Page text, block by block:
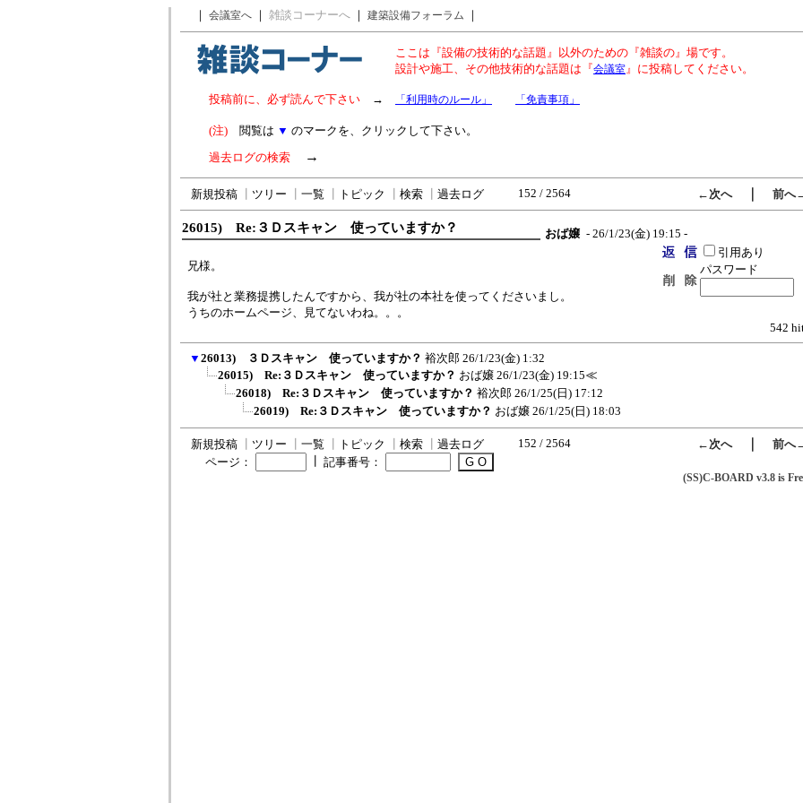
｜ 会議室へ ｜ 雑談コーナーへ ｜ 建築設備フォーラム ｜
ここは『設備の技術的な話題』以外のための『雑談の』場です。
設計や施工、その他技術的な話題は『会議室』に投稿してください。
投稿前に、必ず読んで下さい → 「利用時のルール」 「免責事項」
(注) 閲覧は ▼ のマークを、クリックして下さい。
過去ログの検索 →
新規投稿 ツリー 一覧 トピック 検索 過去ログ 152 / 2564 ←次へ｜ 前へ
26015) Re:３Ｄスキャン 使っていますか？ おば嬢 - 26/1/23(金) 19:15 -
兄様。
我が社と業務提携したんですから、我が社の本社を使ってくださいまし。
うちのホームページ、見てないわね。。。
引用あり
パスワード
542
▼ 26013) ３Ｄスキャン 使っていますか？ 裕次郎 26/1/23(金) 1:32
26015) Re:３Ｄスキャン 使っていますか？ おば嬢 26/1/23(金) 19:15≪
26018) Re:３Ｄスキャン 使っていますか？ 裕次郎 26/1/25(日) 17:12
26019) Re:３Ｄスキャン 使っていますか？ おば嬢 26/1/25(日) 18:03
新規投稿 ツリー 一覧 トピック 検索 過去ログ 152 / 2564 ←次へ｜ 前へ
ページ：
記事番号：
(SS)C-BOARD v3.8 is